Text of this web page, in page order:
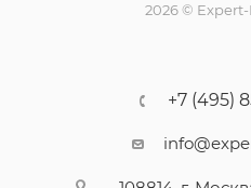
2026 © Expert-
+7 (495)